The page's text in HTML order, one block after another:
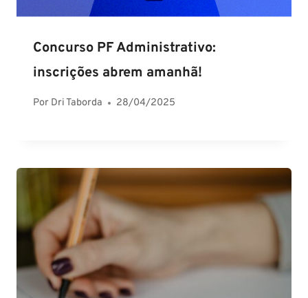
Concurso PF Administrativo:
inscrições abrem amanhã!
Por Dri Taborda 28/04/2025